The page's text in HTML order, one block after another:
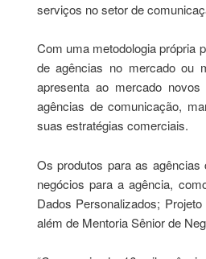
serviços no setor de
Com uma metodologia própria
de agências no mercado ou
apresenta ao mercado
agências de comunicação,
suas estratégias comerciais.
Os produtos para as
negócios para a agência,
Dados Personalizados;
além de Mentoria Sênior de